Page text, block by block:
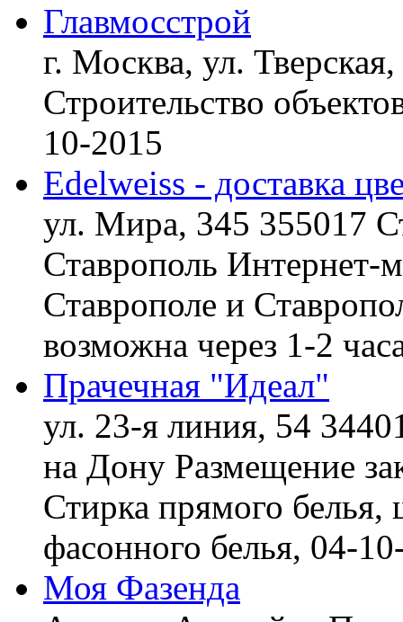
Главмосстрой
г. Москва, ул.
Строительство
10-2015
Edelweiss - доставка
ул. Мира, 345 355017
Ставрополь Интернет-
Ставрополе и
возможна через 1-2
Прачечная "Идеал"
ул. 23-я линия, 54
на Дону Размещение
Стирка прямого
фасонного белья, 04-
Моя Фазенда